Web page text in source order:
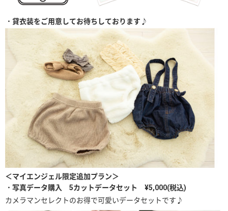
・貸衣装をご用意してお待ちしております♪
＜マイエンジェル限定追加プラン＞
・写真データ購入 5カットデータセット ¥5,000(税込)
カメラマンセレクトのお得で可愛いデータセットです♪